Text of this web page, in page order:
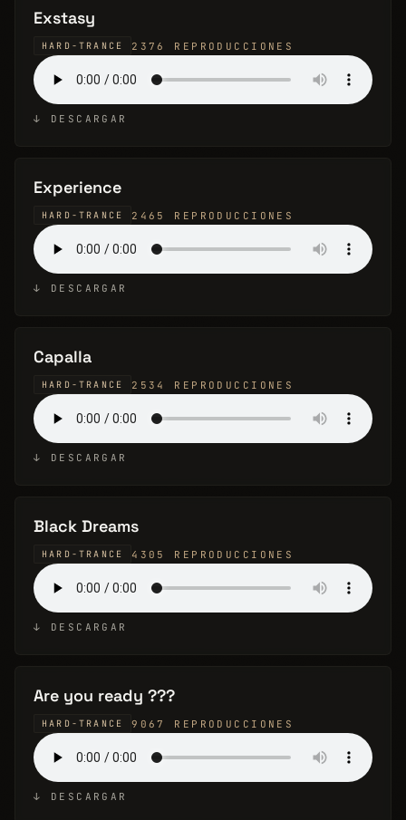
Exstasy
HARD-TRANCE 2376 REPRODUCCIONES
↓ DESCARGAR
Experience
HARD-TRANCE 2465 REPRODUCCIONES
↓ DESCARGAR
Capalla
HARD-TRANCE 2534 REPRODUCCIONES
↓ DESCARGAR
Black Dreams
HARD-TRANCE 4305 REPRODUCCIONES
↓ DESCARGAR
Are you ready ???
HARD-TRANCE 9067 REPRODUCCIONES
↓ DESCARGAR